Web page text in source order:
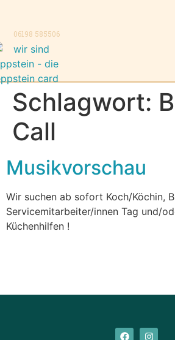
06198 585506
Schlagwort:
Call
Musikvorschau
Wir suchen ab sofort Koch/Köchin,
Servicemitarbeiter/innen Tag und/
Küchenhilfen !